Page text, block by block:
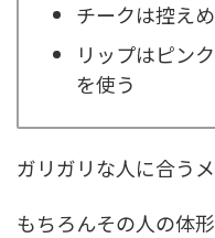
チークは控え
リップはピン
を使う
ガリガリな人に合う
もちろんその人の体